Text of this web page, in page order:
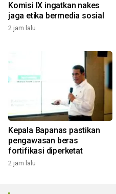
Komisi IX ingatkan nakes
jaga etika bermedia sosial
2 jam lalu
Kepala Bapanas pastikan
pengawasan beras
fortifikasi diperketat
2 jam lalu